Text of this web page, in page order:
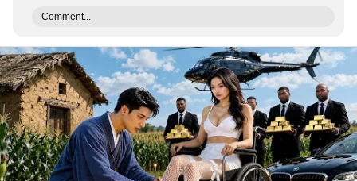
Comment...